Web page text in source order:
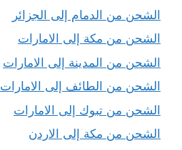
الشحن من الدمام إلى الجزائر
الشحن من مكة إلى الامارات
الشحن من المدينة إلى الامارات
الشحن من الطائف إلى الامارات
الشحن من تبوك إلى الامارات
الشحن من مكة إلى الاردن